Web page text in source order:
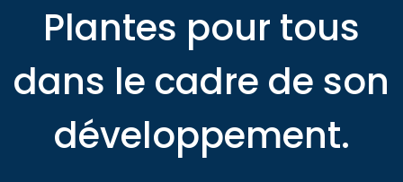
Plantes pour tous
dans le cadre de son
développement.